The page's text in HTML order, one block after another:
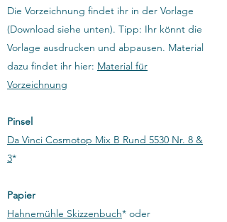
Die Vorzeichnung findet ihr in der Vorlage
(Download siehe unten). Tipp: Ihr könnt die
Vorlage ausdrucken und abpausen. Material
dazu findet ihr hier: Material für
Vorzeichnung
​Pinsel
Da Vinci Cosmotop Mix B Rund 5530 Nr. 8 &
3*
Papier
Hahnemühle Skizzenbuch* oder